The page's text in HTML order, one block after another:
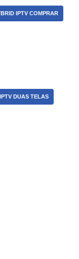
IPTV COMPRAR
DUAS TELAS